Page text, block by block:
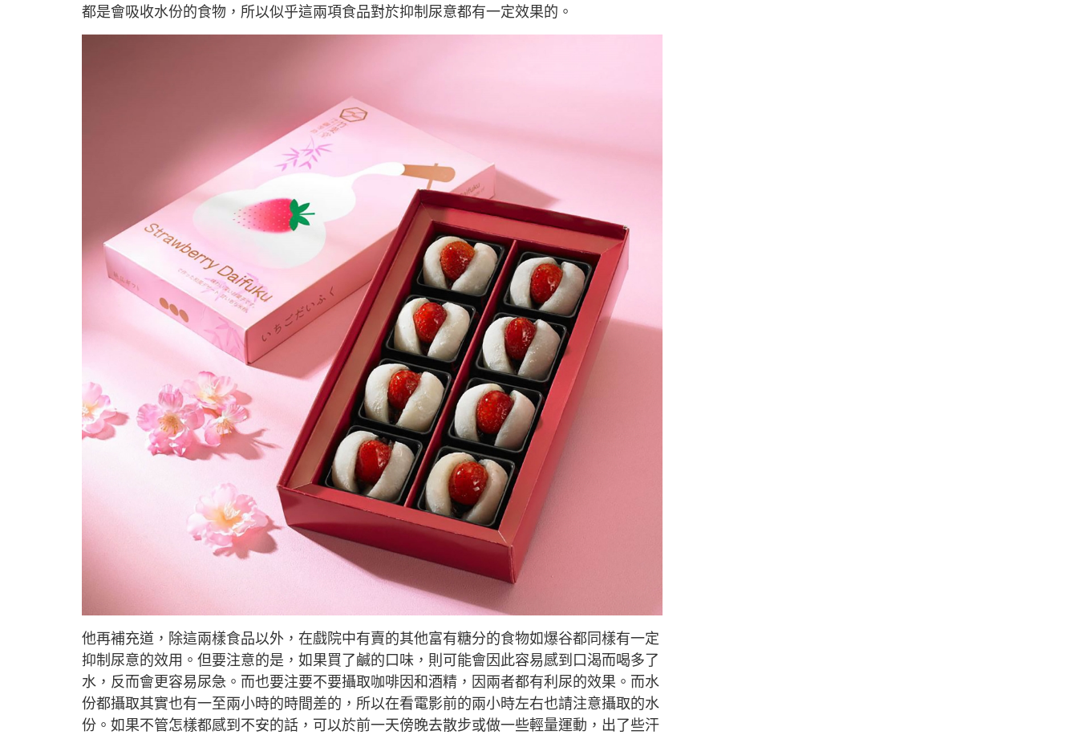
都是會吸收水份的食物，所以似乎這兩項食品對於抑制尿意都有一定效果的。
他再補充道，除這兩樣食品以外，在戲院中有賣的其他富有糖分的食物如爆谷都同樣有一定
抑制尿意的效用。但要注意的是，如果買了鹹的口味，則可能會因此容易感到口渴而喝多了
水，反而會更容易尿急。而也要注要不要攝取咖啡因和酒精，因兩者都有利尿的效果。而水
份都攝取其實也有一至兩小時的時間差的，所以在看電影前的兩小時左右也請注意攝取的水
份。如果不管怎樣都感到不安的話，可以於前一天傍晚去散步或做一些輕量運動，出了些汗